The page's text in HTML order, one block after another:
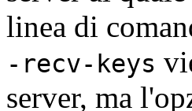
linea di
-recv-keys
server, ma